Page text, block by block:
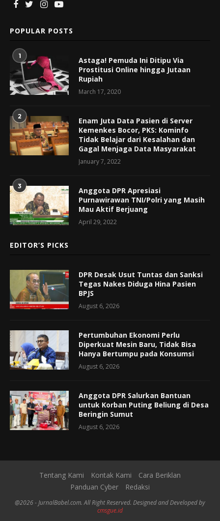
POPULAR POSTS
1
Astaga! Pemuda Ini Ditipu Via
Prostitusi Online hingga Jutaan
Rupiah
March 17, 2020
2
Enam Juta Data Pasien di Server
Kemenkes Bocor, PKS: Kominfo
Tidak Belajar dari Kesalahan dan
Gagal Menjaga Data Masyarakat
January 7, 2022
3
Anggota DPR Apresiasi
Purnawirawan TNI/Polri yang Masih
Mau Aktif Berjuang
April 29, 2022
EDITOR’S PICKS
DPR Desak Usut Tuntas dan Sanksi
Tegas Nakes Diduga Hina Pasien
BPJS
August 6, 2026
Pertumbuhan Ekonomi Perlu
Diperkuat Mesin Baru, Tidak Bisa
Hanya Bertumpu pada Konsumsi
August 6, 2026
Anggota DPR Salurkan Bantuan
untuk Korban Puting Beliung di Desa
Beringin Sumut
August 6, 2026
Tentang Kami Kontak Kami
Cara Beriklan
Panduan Cyber
Redaksi
@2026 - JurnalBabel.com. All Right Reserved. Designed and Developed by
cmsgue.id